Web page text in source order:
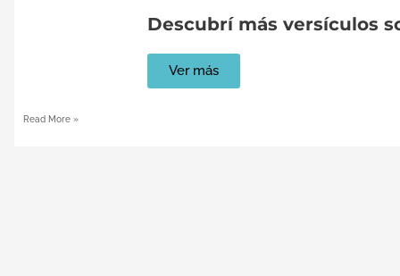
Descubrí más versículos
Ver más
Read More »